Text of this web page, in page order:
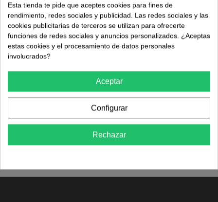
FORCEPS 150 CARL MARTIN
60,50 € (impuestos inc.) 119,00 € -49,16%
(impuestos inc.)
SURTIDO DE LIMAS HEDSTROM 25MM KERR
(impuestos inc.)
Esta tienda te pide que aceptes cookies para fines de
rendimiento, redes sociales y publicidad. Las redes sociales y las
cookies publicitarias de terceros se utilizan para ofrecerte
funciones de redes sociales y anuncios personalizados. ¿Aceptas
estas cookies y el procesamiento de datos personales
involucrados?
Aceptar
Configurar
Rechazar